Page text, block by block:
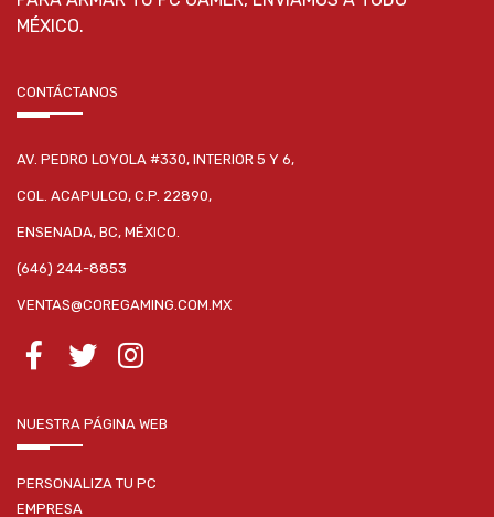
MÉXICO.
CONTÁCTANOS
AV. PEDRO LOYOLA #330, INTERIOR 5 Y 6,
COL. ACAPULCO, C.P. 22890,
ENSENADA, BC, MÉXICO.
(646) 244-8853
VENTAS@COREGAMING.COM.MX
NUESTRA PÁGINA WEB
PERSONALIZA TU PC
EMPRESA